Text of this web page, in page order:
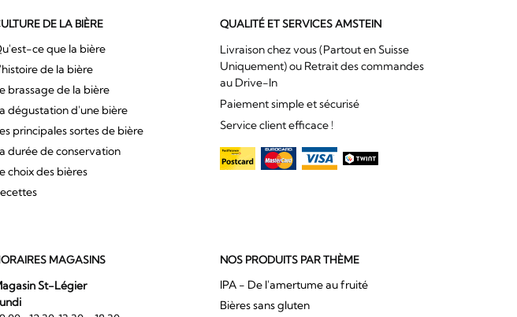
DE LA BIÈRE
ce que la bière
de la bière
brassage de la bière
dégustation d'une bière
principales sortes de bière
durée de conservation
choix des bières
QUALITÉ ET SERVICES AMSTEIN
Livraison chez vous (Partout en Suisse
Uniquement) ou Retrait des commandes
au Drive-In
Paiement simple et sécurisé
Service client efficace !
MAGASINS
St-Légier
NOS PRODUITS PAR THÈME
IPA - De l'amertume au fruité
Bières sans gluten